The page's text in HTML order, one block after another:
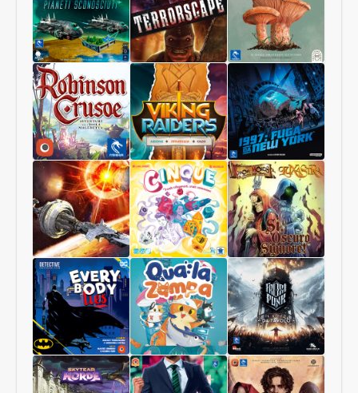
Pianeti
Sconosciuti
Terrorscape
Il
Regno
dei
Funghi
Robinson
Crusoe
Collector
Edition
Viking
Raiders
1997:
Fuga
da
New
York
Starship
Interstellar
Cinque
Sì,
Oscuro
Signore
Luxastra
Batman: Qua Frostpunk